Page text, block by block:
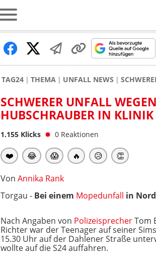
TAG24 THEMA UNFALL NEWS
SCHWERER UNFALL
HUBSCHRAUBER IN KLINIK
1.155 Klicks 0 Reaktionen
❤️ 😂 😱 🔥 😥 👏
Von Annika Rank
Torgau - Bei einem Mopedunfall in
Nach Angaben von PolizeisprecherTom
Richter war der Teenager auf seiner
15.30 Uhr auf der Dahlener Straße
wollte auf die S24 auffahren.